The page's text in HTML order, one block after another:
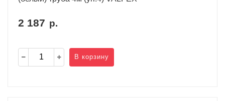
2 187 р.
В корзину